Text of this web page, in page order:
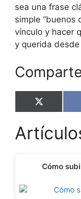
sea una frase
simple “buenos
vínculo y hacer
y querida
Share
on
X
(
w
i
e
Cómo